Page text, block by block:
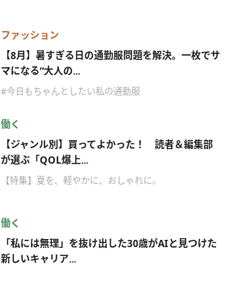
ファッション
【8月】暑すぎる日の通勤服問題を解決。一枚でサ
マになる“大人の...
#今日もちゃんとしたい私の通勤服
働く
【ジャンル別】買ってよかった！ 読者＆編集部
が選ぶ「QOL爆上...
【特集】夏を、軽やかに、おしゃれに。
働く
「私には無理」を抜け出した30歳がAIと見つけた
新しいキャリア...